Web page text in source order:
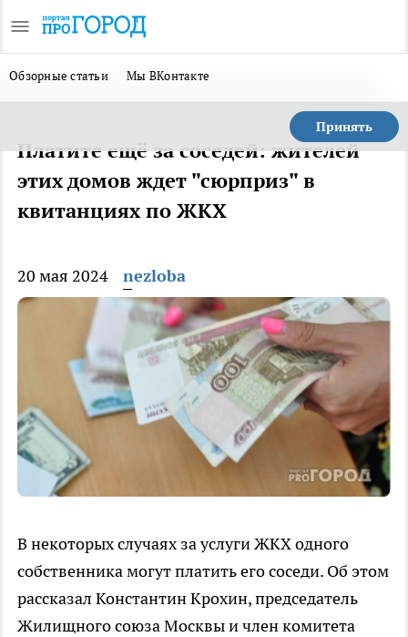
Обзорные статьи Мы ВКонтакте
Принять
Платите ещё за соседей: жителей
этих домов ждет "сюрприз" в
квитанциях по ЖКХ
20 мая 2024 nezloba
В некоторых случаях за услуги ЖКХ одного
собственника могут платить его соседи. Об этом
рассказал Константин Крохин, председатель
Жилищного союза Москвы и член комитета